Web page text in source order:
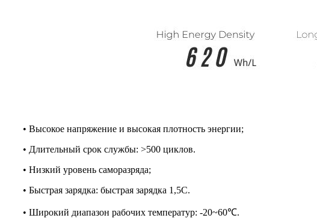
• Высокое напряжение и высокая плотность энергии;
• Длительный срок службы: >500 циклов.
• Низкий уровень саморазряда;
• Быстрая зарядка: быстрая зарядка 1,5C.
• Широкий диапазон рабочих температур: -20~60℃.